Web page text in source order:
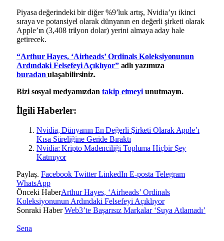
Piyasa değerindeki bir diğer %9’luk artış, Nvidia’yı ikinci
sıraya ve potansiyel olarak dünyanın en değerli şirketi olarak
Apple’ın (3,408 trilyon dolar) yerini almaya aday hale
getirecek.
“Arthur Hayes, ‘Airheads’ Ordinals Koleksiyonunun
Ardındaki Felsefeyi Açıklıyor”adlı yazımıza
buradanulaşabilirsiniz.
Bizi sosyal medyamızdantakip etmeyi unutmayın.
İlgili Haberler:
Nvidia, Dünyanın En Değerli Şirketi Olarak Apple’ı
Kısa Süreliğine Geride Bıraktı
Nvidia: Kripto Madenciliği Topluma Hiçbir Şey
Katmıyor
Paylaş. Facebook Twitter LinkedIn E-posta Telegram
WhatsApp
Önceki HaberArthur Hayes, ‘Airheads’ Ordinals
Koleksiyonunun Ardındaki Felsefeyi Açıklıyor
Sonraki HaberWeb3’te Başarısız Markalar ‘Suya Atlamadı’
Sena